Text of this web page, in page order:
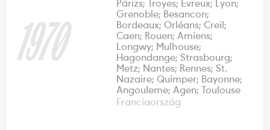
1970
Párizs; Troyes; Evreux; Lyon;
Grenoble; Besancon;
Bordeaux; Orléans; Creil;
Caen; Rouen; Amiens;
Longwy; Mulhouse;
Hagondange; Strasbourg;
Metz; Nantes; Rennes; St.
Nazaire; Quimper; Bayonne;
Angouleme; Agen; Toulouse
Franciaország